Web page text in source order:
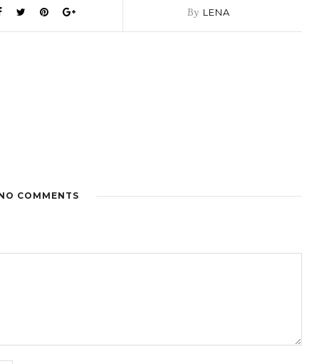
By LENA
COMMENTS